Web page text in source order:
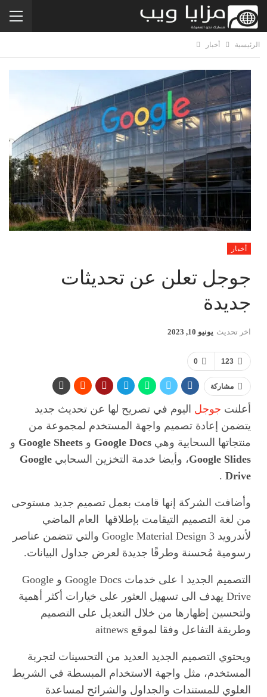
الرئيسية أخبار
أخبار
جوجل تعلن عن تحديثات
جديدة
اخر تحديث يونيو 10, 2023
0 123
مشاركة
أعلنت جوجل اليوم في تصريح لها عن تحديث جديد
يتضمن إعادة تصميم واجهة المستخدم لمجموعة من
منتجاتها السحابية وهي Google Docs و Google Sheets و
Google Slides، وأيضا خدمة التخزين السحابي Google
Drive
.
وأضافت الشركة إنها قامت بعمل تصميم جديد مستوحى
من لغة التصميم التيقامت بإطلاقها العام الماضي
لأندرويد Google Material Design 3 والتي تتضمن عناصر
رسومية مُحسنة وطرقًا جديدة لعرض جداول البيانات.
التصميم الجديد ا على خدمات Google Docs و Google
Drive يهدف الى تسهيل العثور على خيارات أكثر أهمية
ولتحسين إظهارها من خلال التعديل على التصميم
وطريقة التفاعل وفقا لموقع aitnews
ويحتوي التصميم الجديد العديد من التحسينات لتجربة
المستخدم، مثل واجهة الاستخدام المبسطة في الشريط
العلوي للمستندات والجداول والشرائح لمساعدة